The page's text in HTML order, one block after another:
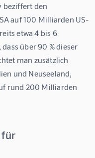
beziffert den
auf 100 Milliarden US-
etwa 4 bis 6
über 90 % dieser
man zusätzlich
und Neuseeland,
rund 200 Milliarden
für